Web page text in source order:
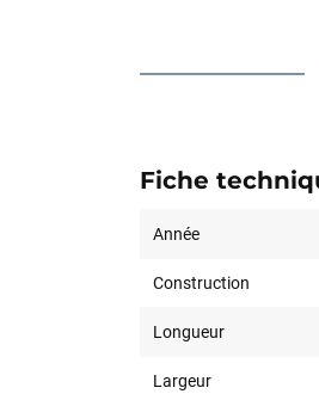
Fiche
Année
Construction
Longueur
Largeur